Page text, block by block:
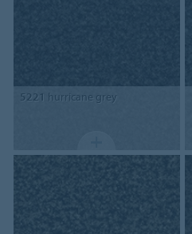
5221 hurricane grey